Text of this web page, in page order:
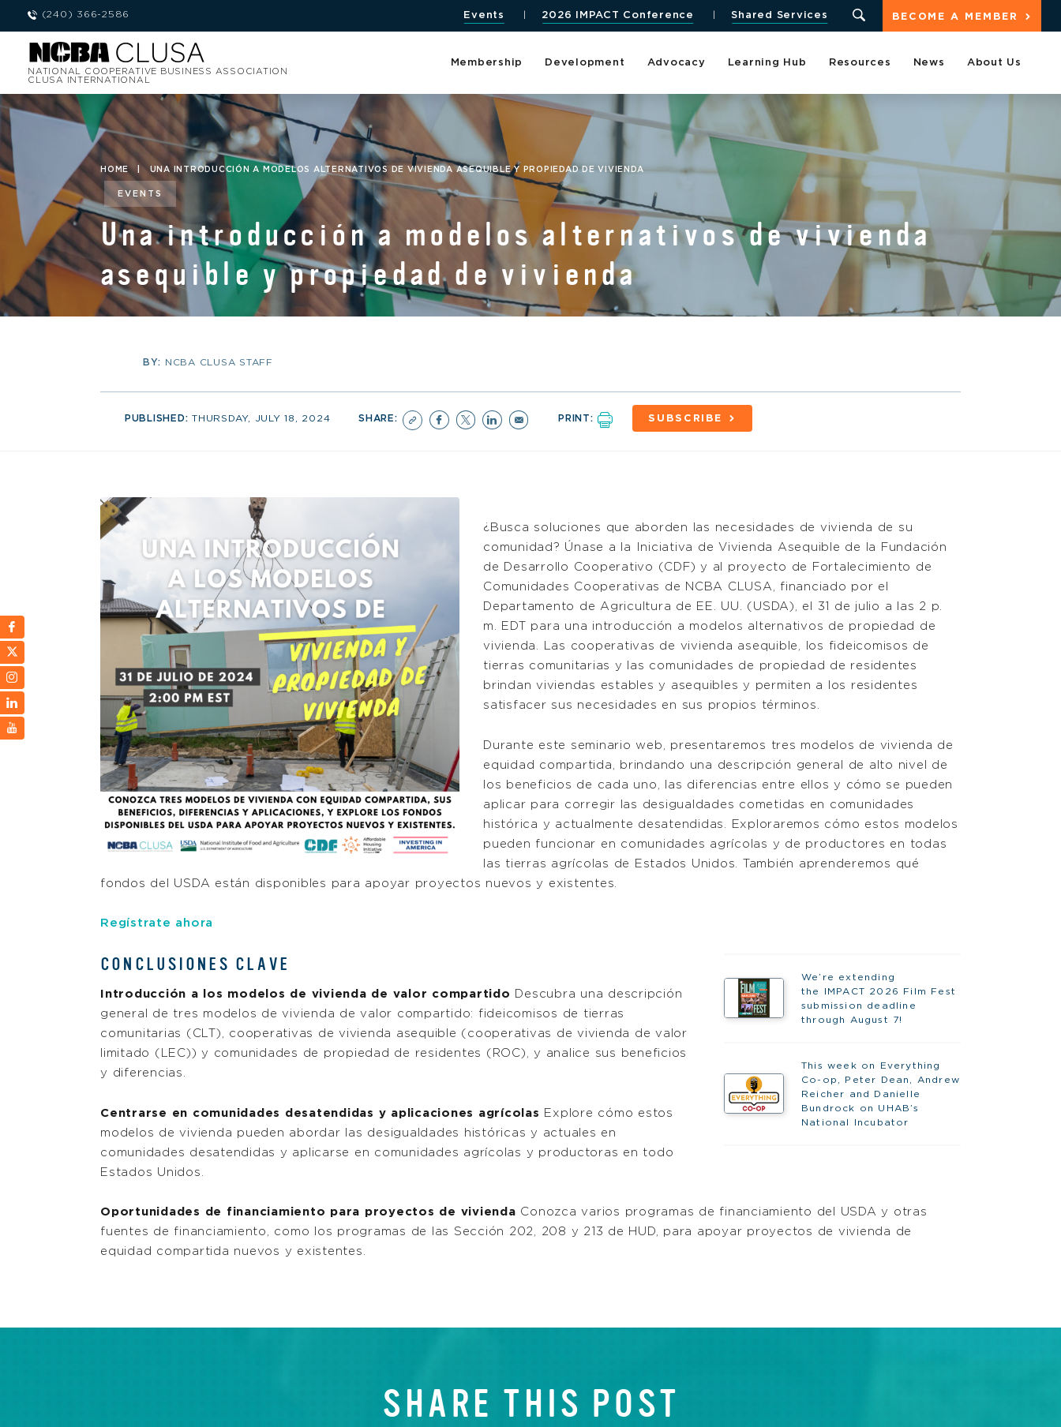
(240) 366-2586 BECOME A MEMBER
Events 2026 IMPACT Conference Shared Services
NATIONAL COOPERATIVE BUSINESS ASSOCIATION
CLUSA INTERNATIONAL
Membership Development Advocacy Learning Hub Resources News About Us
HOME UNA INTRODUCCIÓN A MODELOS ALTERNATIVOS DE VIVIENDA ASEQUIBLE Y PROPIEDAD DE VIVIENDA
EVENTS
Una introducción a modelos alternativos de vivienda
asequible y propiedad de vivienda
BY: NCBA CLUSA STAFF
PUBLISHED:THURSDAY, JULY 18, 2024 SHARE: PRINT: SUBSCRIBE
¿Busca soluciones que aborden las necesidades de vivienda de su
comunidad? Únase a la Iniciativa de Vivienda Asequible de la Fundación
de Desarrollo Cooperativo (CDF) y al proyecto de Fortalecimiento de
Comunidades Cooperativas de NCBA CLUSA, financiado por el
Departamento de Agricultura de EE. UU. (USDA), el 31 de julio a las 2 p.
m. EDT para una introducción a modelos alternativos de propiedad de
vivienda. Las cooperativas de vivienda asequible, los fideicomisos de
tierras comunitarias y las comunidades de propiedad de residentes
brindan viviendas estables y asequibles y permiten a los residentes
satisfacer sus necesidades en sus propios términos.
Durante este seminario web, presentaremos tres modelos de vivienda de
equidad compartida, brindando una descripción general de alto nivel de
los beneficios de cada uno, las diferencias entre ellos y cómo se pueden
aplicar para corregir las desigualdades cometidas en comunidades
histórica y actualmente desatendidas. Exploraremos cómo estos modelos
pueden funcionar en comunidades agrícolas y de productores en todas
las tierras agrícolas de Estados Unidos. También aprenderemos qué
fondos del USDA están disponibles para apoyar proyectos nuevos y existentes.
Regístrate ahora
We’re extending
the IMPACT 2026 Film Fest
submission deadline
through August 7!
This week on Everything
Co-op, Peter Dean, Andrew
Reicher and Danielle
Bundrock on UHAB’s
National Incubator
CONCLUSIONES CLAVE
Introducción a los modelos de vivienda de valor compartido Descubra una descripción
general de tres modelos de vivienda de valor compartido: fideicomisos de tierras
comunitarias (CLT), cooperativas de vivienda asequible (cooperativas de vivienda de valor
limitado (LEC)) y comunidades de propiedad de residentes (ROC), y analice sus beneficios
y diferencias.
Centrarse en comunidades desatendidas y aplicaciones agrícolas Explore cómo estos
modelos de vivienda pueden abordar las desigualdades históricas y actuales en
comunidades desatendidas y aplicarse en comunidades agrícolas y productoras en todo
Estados Unidos.
Oportunidades de financiamiento para proyectos de vivienda Conozca varios programas de financiamiento del USDA y otras
fuentes de financiamiento, como los programas de las Sección 202, 208 y 213 de HUD, para apoyar proyectos de vivienda de
equidad compartida nuevos y existentes.
SHARE THIS POST